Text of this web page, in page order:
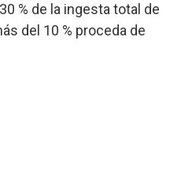
% de la ingesta total de
del 10 % proceda de